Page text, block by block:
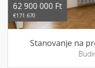
62 900 000 Ft
€171 670
Stanovanje na